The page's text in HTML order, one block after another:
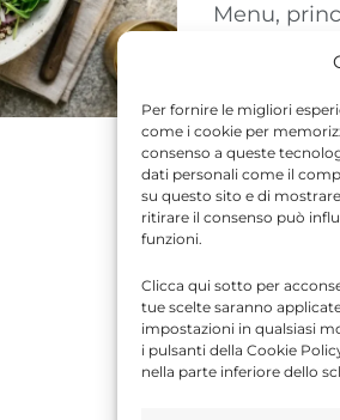
Per fornire le migliori
come i cookie per
consenso a queste
dati personali come il
su questo sito e di
ritirare il consenso può
funzioni.
Clicca qui sotto per
tue scelte saranno
impostazioni in qualsiasi
i pulsanti della Cookie
nella parte inferiore dello
Menu,